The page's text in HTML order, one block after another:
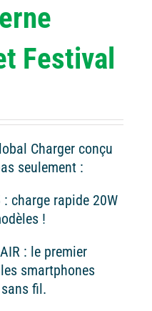
Festival
Charger conçu
seulement :
charge rapide 20W
!
: le premier
smartphones
fil.